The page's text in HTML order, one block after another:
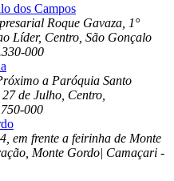
dos Campos
Roque Gavaza, 1°
Líder, Centro, São Gonçalo
000
a Paróquia Santo
de Julho, Centro,
000
em frente a feirinha de Monte
Monte Gordo| Camaçari -